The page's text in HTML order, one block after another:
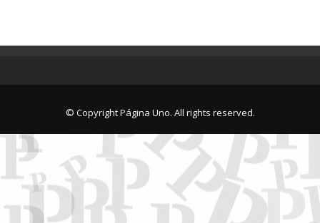
© Copyright Página Uno. All rights reserved.